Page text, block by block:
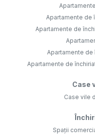
Apartamente de
Apartamente de
Apartamente de
Apartamente de
Case
Case vile
Spații